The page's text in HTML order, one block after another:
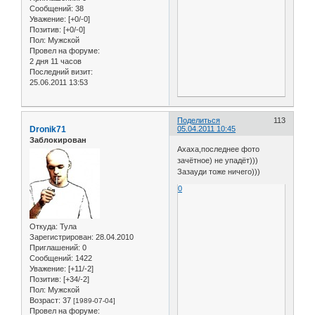
Сообщений: 38
Уважение: [+0/-0]
Позитив: [+0/-0]
Пол: Мужской
Провел на форуме:
2 дня 11 часов
Последний визит:
25.06.2011 13:53
Поделиться
113
05.04.2011 10:45
Dronik71
Заблокирован
Откуда: Тула
Зарегистрирован: 28.04.2010
Приглашений: 0
Сообщений: 1422
Уважение: [+11/-2]
Позитив: [+34/-2]
Пол: Мужской
Возраст: 37 [1989-07-04]
Провел на форуме:
Ахаха,последнее фото
зачётное) не упадёт)))
Зазауди тоже ничего)))
0